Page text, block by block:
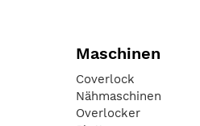
Maschinen
Coverlock
Nähmaschinen
Overlocker